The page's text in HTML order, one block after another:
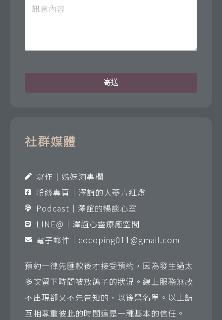
寄送
社群媒體
寫作｜姊妹淘專欄
粉絲專頁｜澤誼的人蔘青紅燈
Podcast｜澤誼的暢談心室
LINE@｜澤誼心靈療癒空間
電子郵件｜ cocoping011@gmail.com
預約一律先匯款後才接受預約，因為發生過太
多次留下時間被放鴿子的狀況。線上服務無故
不出現卻又不先告知的，以後黑名單。以上請
互相尊重彼此的時間這是一種基本的信任。